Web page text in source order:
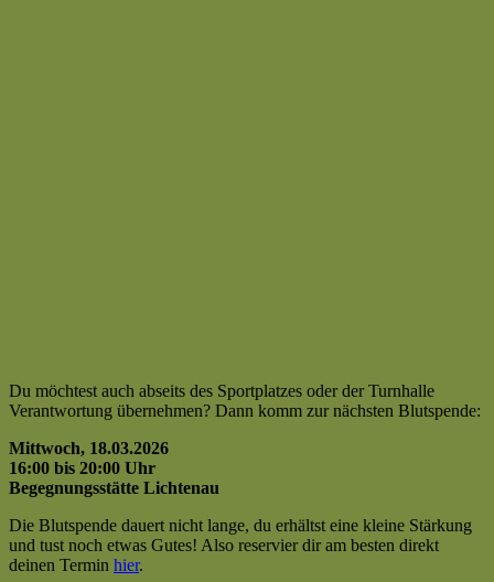
Du möchtest auch abseits des Sportplatzes oder der Turnhalle
Verantwortung übernehmen? Dann komm zur nächsten Blutspende:
Mittwoch, 18.03.2026
16:00 bis 20:00 Uhr
Begegnungsstätte Lichtenau
Die Blutspende dauert nicht lange, du erhältst eine kleine Stärkung
und tust noch etwas Gutes! Also reservier dir am besten direkt
deinen Termin hier.